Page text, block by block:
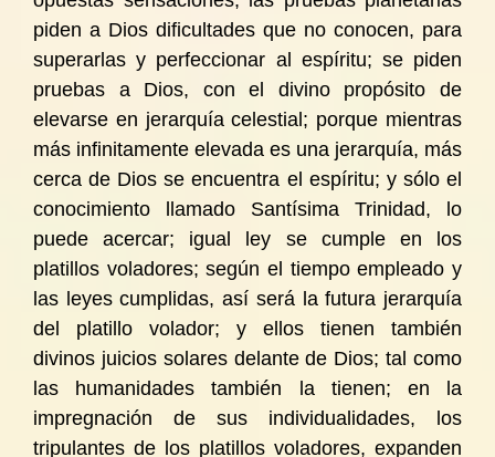
piden a Dios dificultades que no conocen, para
superarlas y perfeccionar al espíritu; se piden
pruebas a Dios, con el divino propósito de
elevarse en jerarquía celestial; porque mientras
más infinitamente elevada es una jerarquía, más
cerca de Dios se encuentra el espíritu; y sólo el
conocimiento llamado Santísima Trinidad, lo
puede acercar; igual ley se cumple en los
platillos voladores; según el tiempo empleado y
las leyes cumplidas, así será la futura jerarquía
del platillo volador; y ellos tienen también
divinos juicios solares delante de Dios; tal como
las humanidades también la tienen; en la
impregnación de sus individualidades, los
tripulantes de los platillos voladores, expanden